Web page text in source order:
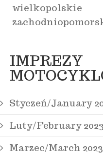
wielkopolskie
IMPREZY
Styczeń/January
Luty/February 2023
Marzec/March 2023